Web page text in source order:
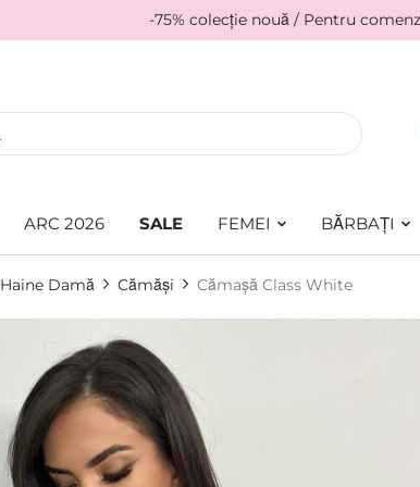
-75% colecție nouă / Pentru
ARC 2026 SALE FEMEI BĂRBAȚI
Haine Damă Cămăși Cămașă Class White